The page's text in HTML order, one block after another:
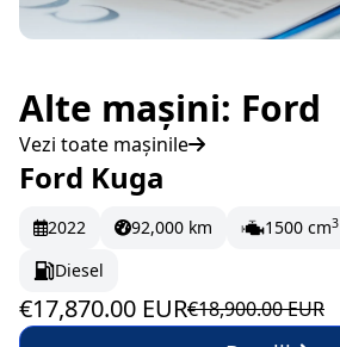
Alte mașini: Ford
Vezi toate mașinile
În stoc
Ford Kuga
2022 92,000 km 1500 cm3
Diesel
€17,870.00 EUR€18,900.00 EUR